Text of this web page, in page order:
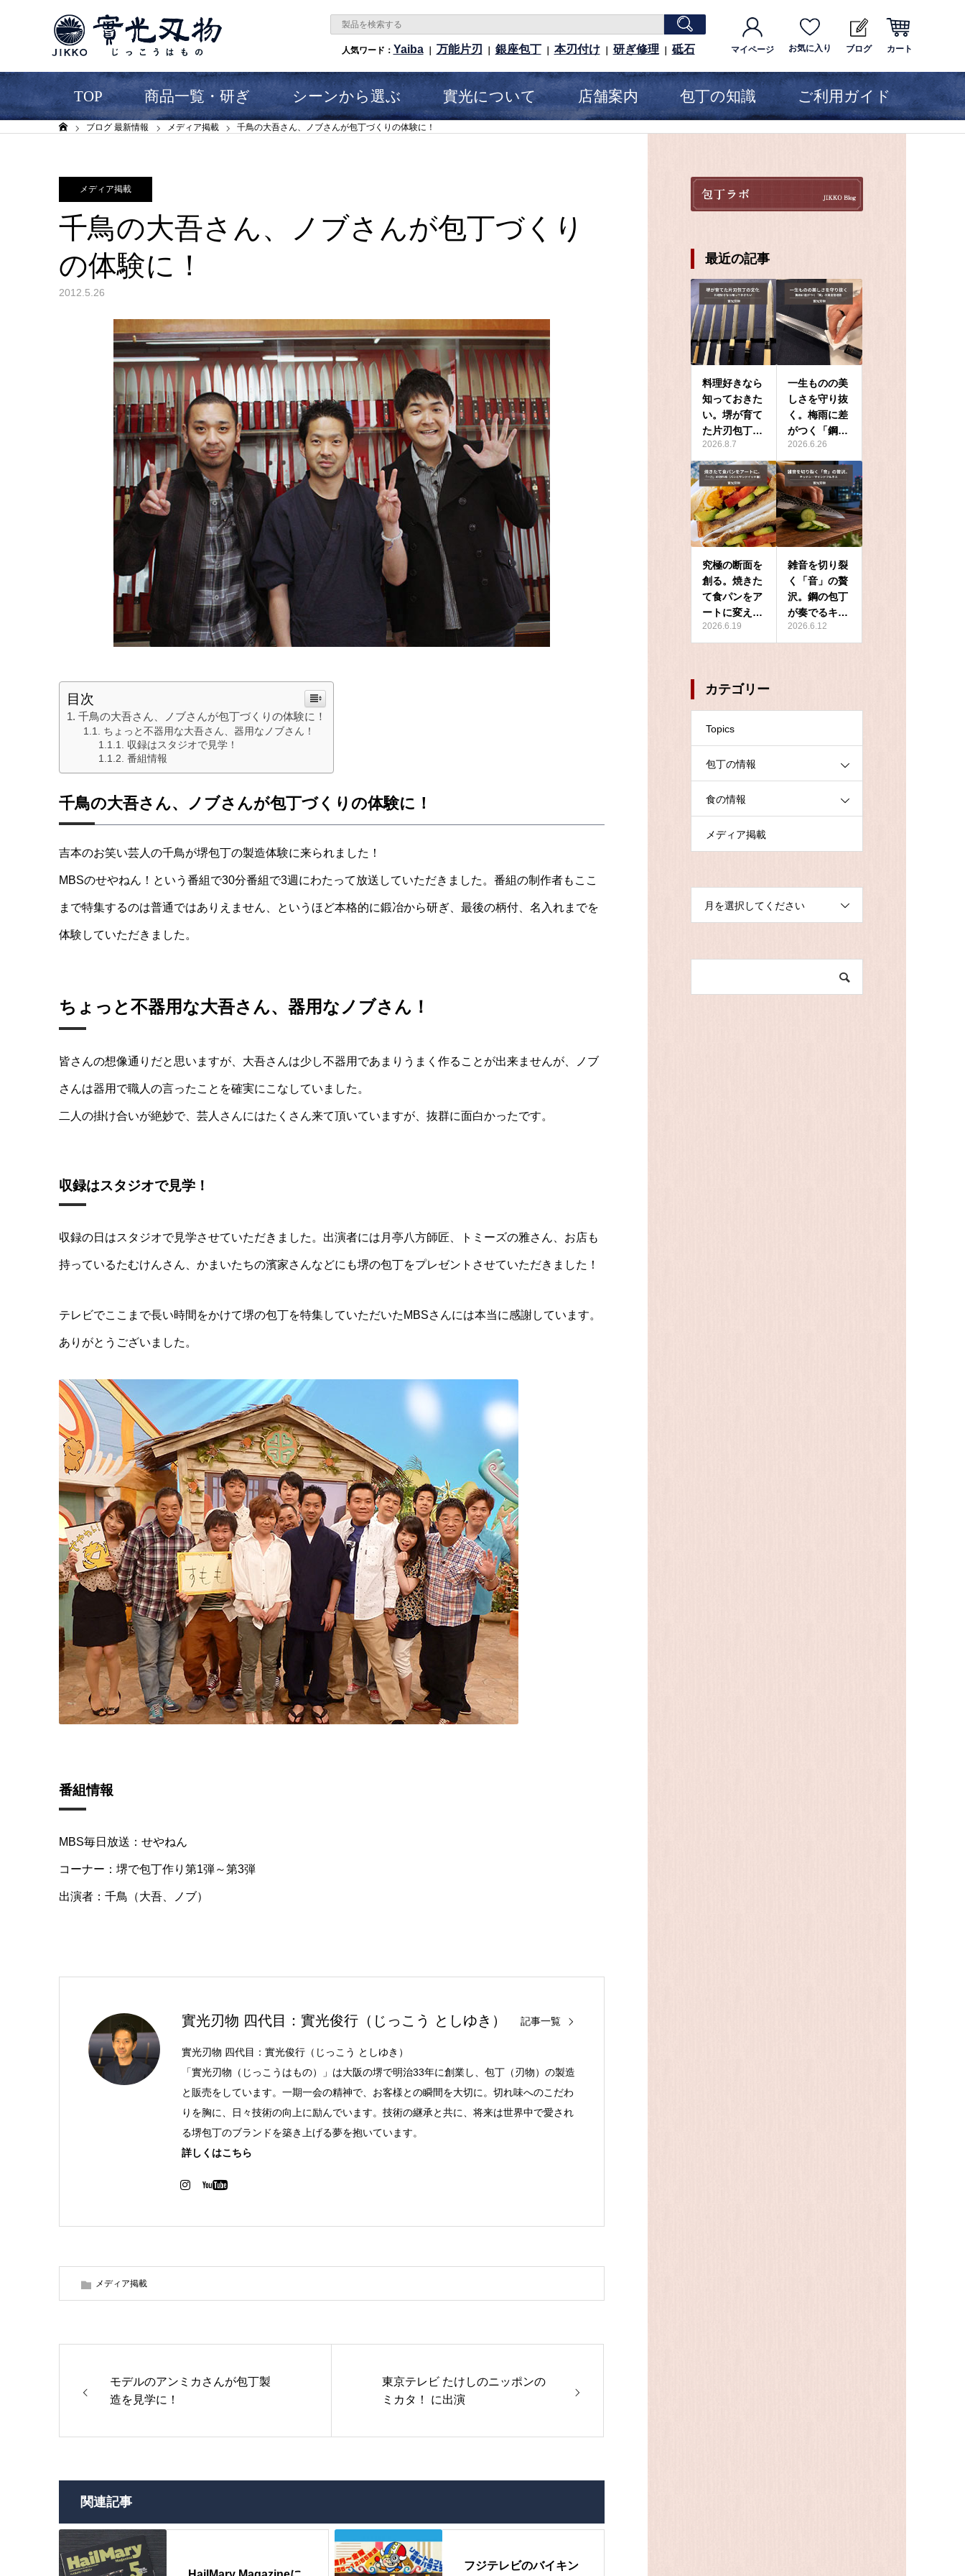
人気ワード： Yaiba｜ 万能片刃 銀座包丁 本刃付け｜ 研ぎ修理 砥石 マイページ お気に入り ブログ カート
TOP 商品一覧・研ぎ シーンから選ぶ 實光について 店舗案内 包丁の知識 ご利用ガイド
ホーム ブログ 最新情報 メディア掲載 千鳥の大吾さん、ノブさんが包丁づくりの体験に！
メディア掲載
千鳥の大吾さん、ノブさんが包丁づくり
の体験に！
2012.5.26
目次
千鳥の大吾さん、ノブさんが包丁づくりの体験に！
ちょっと不器用な大吾さん、器用なノブさん！
収録はスタジオで見学！
番組情報
千鳥の大吾さん、ノブさんが包丁づくりの体験に！
吉本のお笑い芸人の千鳥が堺包丁の製造体験に来られました！
MBSのせやねん！という番組で30分番組で3週にわたって放送していただきました。番組の制作者もここ
まで特集するのは普通ではありえません、というほど本格的に鍛冶から研ぎ、最後の柄付、名入れまでを
体験していただきました。
ちょっと不器用な大吾さん、器用なノブさん！
皆さんの想像通りだと思いますが、大吾さんは少し不器用であまりうまく作ることが出来ませんが、ノブ
さんは器用で職人の言ったことを確実にこなしていました。
二人の掛け合いが絶妙で、芸人さんにはたくさん来て頂いていますが、抜群に面白かったです。
収録はスタジオで見学！
収録の日はスタジオで見学させていただきました。出演者には月亭八方師匠、トミーズの雅さん、お店も
持っているたむけんさん、かまいたちの濱家さんなどにも堺の包丁をプレゼントさせていただきました！
テレビでここまで長い時間をかけて堺の包丁を特集していただいたMBSさんには本当に感謝しています。
ありがとうございました。
番組情報
MBS毎日放送：せやねん
コーナー：堺で包丁作り第1弾～第3弾
出演者：千鳥（大吾、ノブ）
實光刃物 四代目：實光俊行（じっこう としゆき） 記事一覧
實光刃物 四代目：實光俊行（じっこう としゆき）
「實光刃物（じっこうはもの）」は大阪の堺で明治33年に創業し、包丁（刃物）の製造
と販売をしています。一期一会の精神で、お客様との瞬間を大切に。切れ味へのこだわ
りを胸に、日々技術の向上に励んでいます。技術の継承と共に、将来は世界中で愛され
る堺包丁のブランドを築き上げる夢を抱いています。
詳しくはこちら
メディア掲載
モデルのアンミカさんが包丁製
造を見学に！
東京テレビ たけしのニッポンの
ミカタ！ に出演
関連記事
フジテレビのバイキン
最近の記事
料理好きなら
知っておきた
い。堺が育て
た片刃包丁…
2026.8.7
一生ものの美
しさを守り抜
く。梅雨に差
がつく「鋼…
2026.6.26
究極の断面を
創る。焼きた
て食パンをア
ートに変え…
2026.6.19
雑音を切り裂
く「音」の贅
沢。鋼の包丁
が奏でるキ…
2026.6.12
カテゴリー
Topics
包丁の情報
食の情報
メディア掲載
月を選択してください